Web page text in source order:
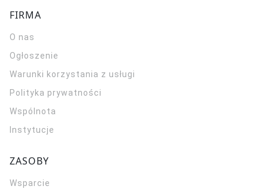
FIRMA
O nas
Ogłoszenie
Warunki korzystania z usługi
Polityka prywatności
Wspólnota
Instytucje
ZASOBY
Wsparcie